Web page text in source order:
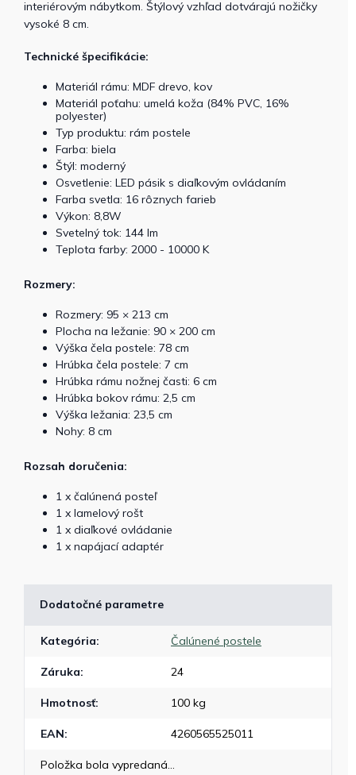
interiérovým nábytkom. Štýlový vzhľad dotvárajú nožičky
vysoké 8 cm.
Technické špecifikácie:
Materiál rámu: MDF drevo, kov
Materiál poťahu: umelá koža (84% PVC, 16%
polyester)
Typ produktu: rám postele
Farba: biela
Štýl: moderný
Osvetlenie: LED pásik s diaľkovým ovládaním
Farba svetla: 16 rôznych farieb
Výkon: 8,8W
Svetelný tok: 144 lm
Teplota farby: 2000 - 10000 K
Rozmery:
Rozmery: 95 × 213 cm
Plocha na ležanie: 90 × 200 cm
Výška čela postele: 78 cm
Hrúbka čela postele: 7 cm
Hrúbka rámu nožnej časti: 6 cm
Hrúbka bokov rámu: 2,5 cm
Výška ležania: 23,5 cm
Nohy: 8 cm
Rozsah doručenia:
1 x čalúnená posteľ
1 x lamelový rošt
1 x diaľkové ovládanie
1 x napájací adaptér
Dodatočné parametre
Kategória: Čalúnené postele
Záruka: 24
Hmotnosť: 100 kg
EAN: 4260565525011
Položka bola vypredaná…